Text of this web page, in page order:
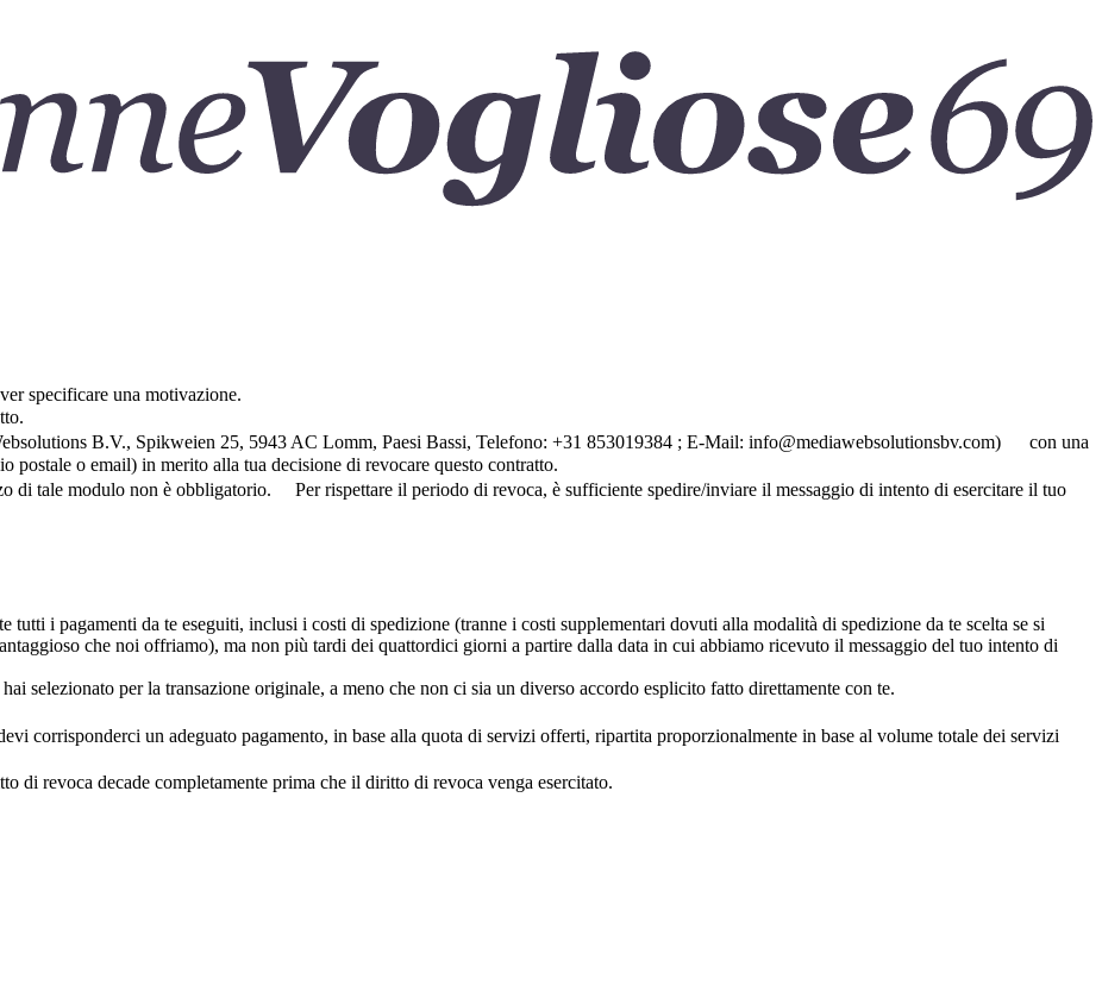
specificare una motivazione.
B.V., Spikweien 25, 5943 AC Lomm, Paesi Bassi, Telefono: +31 853019384 ; E-Mail: info@mediawebsolutionsbv.com) con una
postale o email) in merito alla tua decisione di revocare questo contratto.
di tale modulo non è obbligatorio. Per rispettare il periodo di revoca, è sufficiente spedire/inviare il messaggio di intento di esercitare il tuo
tutti i pagamenti da te eseguiti, inclusi i costi di spedizione (tranne i costi supplementari dovuti alla modalità di spedizione da te scelta se si
che noi offriamo), ma non più tardi dei quattordici giorni a partire dalla data in cui abbiamo ricevuto il messaggio del tuo intento di
selezionato per la transazione originale, a meno che non ci sia un diverso accordo esplicito fatto direttamente con te.
corrisponderci un adeguato pagamento, in base alla quota di servizi offerti, ripartita proporzionalmente in base al volume totale dei servizi
revoca decade completamente prima che il diritto di revoca venga esercitato.